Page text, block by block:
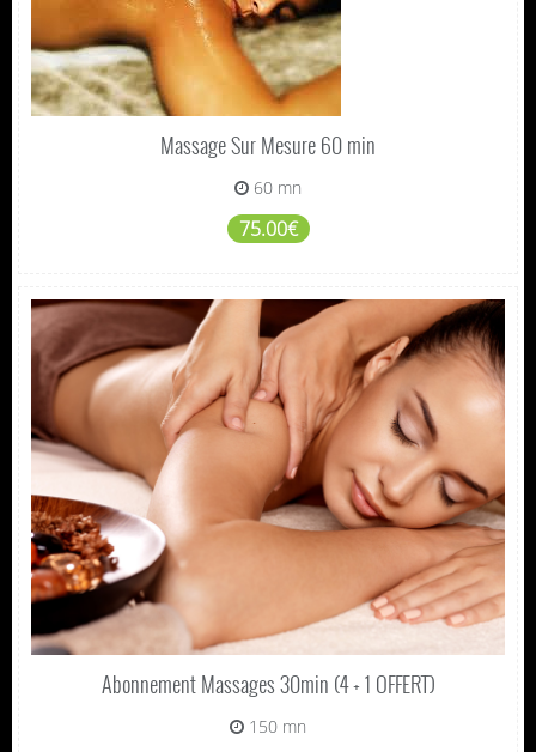
Massage Sur Mesure 60 min
60 mn
75.00€
Abonnement Massages 30min (4 + 1 OFFERT)
150 mn